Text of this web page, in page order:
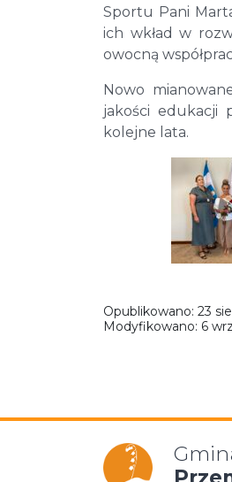
Sportu Pani
ich wkład w
owocną
Nowo
jakości edukacji
kolejne lata.
Opublikowano: 23
Modyfikowano: 6